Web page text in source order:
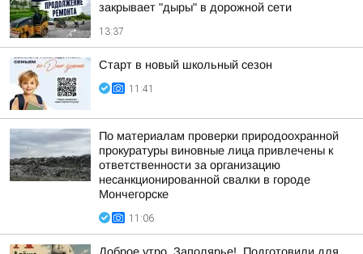
закрывает "дыры" в дорожной сети
13:37
Старт в новый школьный сезон
11:41
По материалам проверки природоохранной
прокуратуры виновные лица привлечены к
ответственности за организацию
несанкционированной свалки в городе
Мончегорске
11:06